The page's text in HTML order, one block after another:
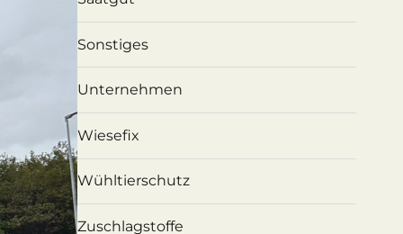
Sonstiges
Unternehmen
Wiesefix
Wühltierschutz
Zuschlagstoffe